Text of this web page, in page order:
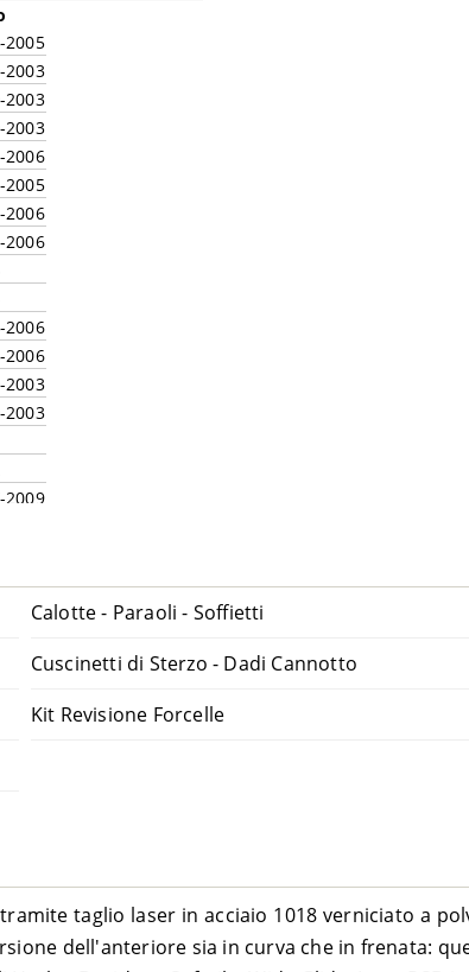
2005
2003
2003
2003
2006
2005
2006
2006
2006
2006
2003
2003
2009
2010
2010
2013
2017
Calotte - Paraoli - Soffietti
Cuscinetti di Sterzo - Dadi Cannotto
Kit Revisione Forcelle
taglio laser in acciaio 1018 verniciato a
dell'anteriore sia in curva che in frenata: